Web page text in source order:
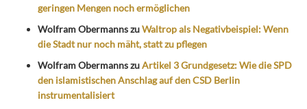
geringen Mengen noch ermöglichen
Wolfram ObermannszuWaltrop als Negativbeispiel: Wenn
die Stadt nur noch mäht, statt zu pflegen
Wolfram ObermannszuArtikel 3 Grundgesetz: Wie die SPD
den islamistischen Anschlag auf den CSD Berlin
instrumentalisiert